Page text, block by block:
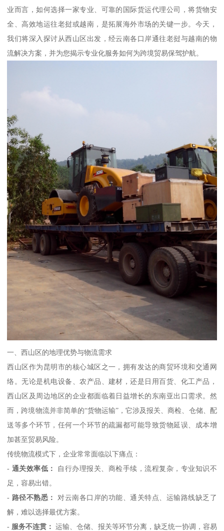
业而言，如何选择一家专业、可靠的国际货运代理公司，将货物安
全、高效地运往老挝或越南，是拓展海外市场的关键一步。今天，
我们将深入探讨从西山区出发，经云南各口岸通往老挝与越南的物
流解决方案，并为您揭示专业化服务如何为跨境贸易保驾护航。
一、西山区的地理优势与物流需求
西山区作为昆明市的核心城区之一，拥有发达的商贸环境和交通网
络。无论是机电设备、农产品、建材，还是日用百货、化工产品，
西山区及周边地区的企业都面临着日益增长的东南亚出口需求。然
而，跨境物流并非简单的“货物运输”，它涉及报关、商检、仓储、配
送等多个环节，任何一个环节的疏漏都可能导致货物延误、成本增
加甚至贸易风险。
传统物流模式下，企业常常面临以下痛点：
- 通关效率低：
自行办理报关、商检手续，流程复杂，专业知识不
足，容易出错。
- 路径不熟悉：
对云南各口岸的功能、通关特点、运输路线缺乏了
解，难以选择最优方案。
- 服务不连贯： 运输、仓储、报关等环节分离，缺乏统一协调，容易